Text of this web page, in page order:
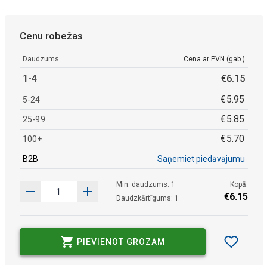
Cenu robežas
Daudzums Cena ar PVN (gab.)
1-4 €6.15
5-24 €5.95
25-99 €5.85
100+ €5.70
B2B Saņemiet piedāvājumu
Min. daudzums: 1
Daudzkārtīgums: 1
Kopā:
€6.15
PIEVIENOT GROZAM